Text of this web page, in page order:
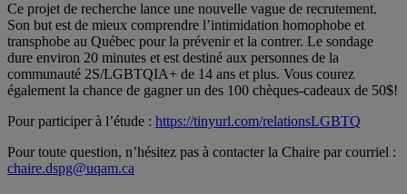
Ce projet de recherche lance une nouvelle vague de recrutement.
Son but est de mieux comprendre l’intimidation homophobe et
transphobe au Québec pour la prévenir et la contrer. Le sondage
dure environ 20 minutes et est destiné aux personnes de la
communauté 2S/LGBTQIA+ de 14 ans et plus. Vous courez
également la chance de gagner un des 100 chèques-cadeaux de 50$!
Pour participer à l’étude : https://tinyurl.com/relationsLGBTQ
Pour toute question, n’hésitez pas à contacter la Chaire par courriel :
chaire.dspg@uqam.ca